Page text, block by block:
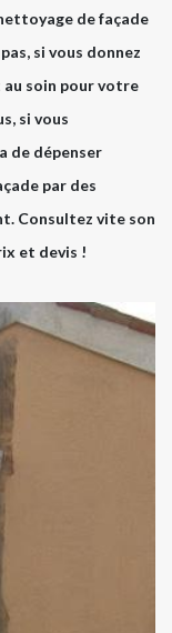
de façade
si vous donnez
soin pour votre
si vous
de dépenser
par des
Consultez vite son
et devis !